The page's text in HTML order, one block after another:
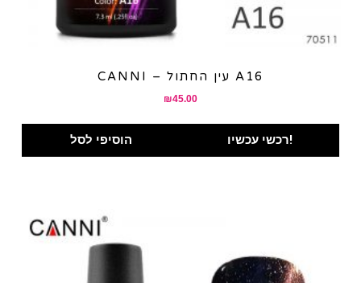
CANNI – עין החתול A16
₪45.00
הוסיפי לסל רכשי עכשיו!